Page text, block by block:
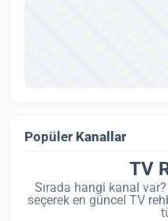
Popüler Kanallar
TV
Sırada hangi kanal
seçerek en güncel TV